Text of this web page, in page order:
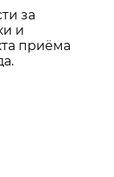
за
и
приёма